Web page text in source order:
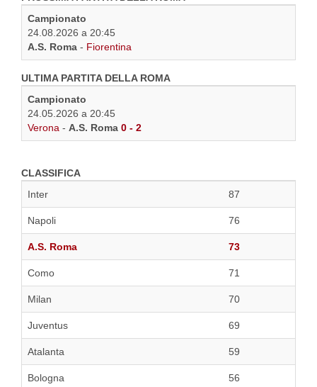
Campionato
24.08.2026 a 20:45
A.S. Roma - Fiorentina
ULTIMA PARTITA DELLA ROMA
Campionato
24.05.2026 a 20:45
Verona - A.S. Roma 0 - 2
CLASSIFICA
Inter
87
Napoli 76
A.S. Roma 73
Como 71
Milan 70
Juventus 69
Atalanta 59
Bologna 56